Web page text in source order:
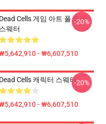
Dead Cells 게임 아트 풀 오버
스웨터
- ₩6,607,510
-20%
Dead Cells 캐릭터 스웨터
- ₩6,607,510
-20%